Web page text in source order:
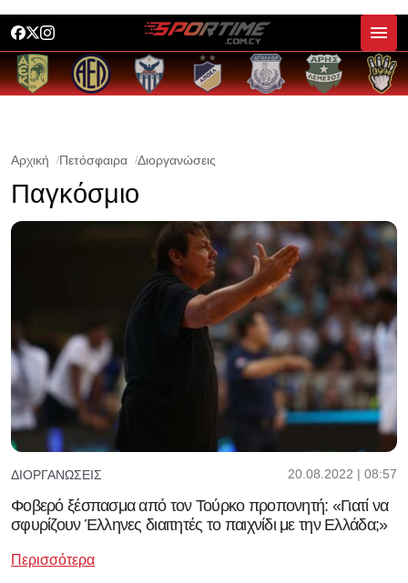
Αρχική Πετόσφαιρα Διοργανώσεις
Παγκόσμιο
ΔΙΟΡΓΑΝΏΣΕΙΣ 20.08.2022 | 08:57
Φοβερό ξέσπασμα από τον Τούρκο προπονητή: «Γιατί να
σφυρίζουν Έλληνες διαιτητές το παιχνίδι με την Ελλάδα;»
Περισσότερα